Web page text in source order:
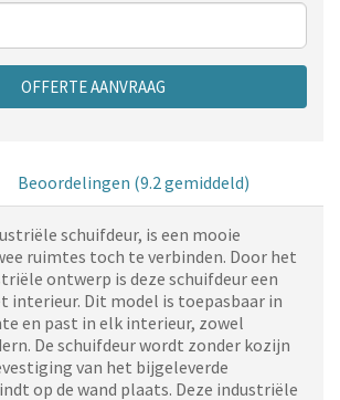
OFFERTE AANVRAAG
Beoordelingen (9.2 gemiddeld)
schuifdeur, is een mooie
ruimtes toch te verbinden. Door het
ontwerp is deze schuifdeur een
interieur. Dit model is toepasbaar in
en past in elk interieur, zowel
De schuifdeur wordt zonder kozijn
van het bijgeleverde
op de wand plaats. Deze industriële